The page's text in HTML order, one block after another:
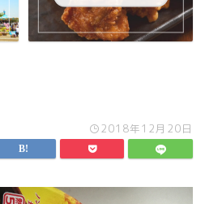
2018年12月20日